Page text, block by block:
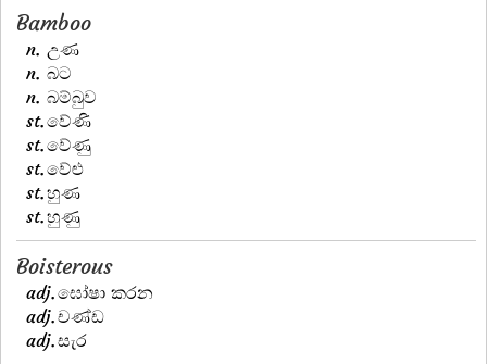
Bamboo
n. උණ
n. බට
n. බම්බුව
st.වේණි
st.වේණු
st.වේළු
st.හුණ
st.හුණු
Boisterous
adj.ඝෝෂා කරන
adj.චණ්ඩ
adj.සැර